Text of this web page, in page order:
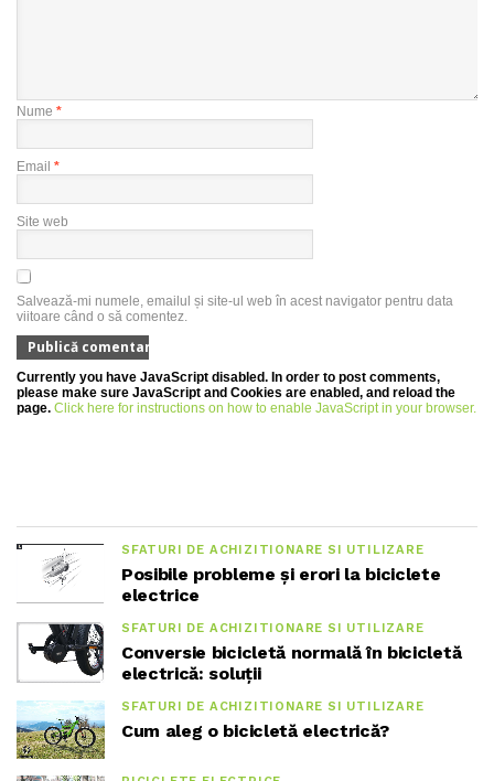
Nume *
Email *
Site web
Salvează-mi numele, emailul și site-ul web în acest navigator pentru data
viitoare când o să comentez.
Currently you have JavaScript disabled. In order to post comments,
please make sure JavaScript and Cookies are enabled, and reload the
page. Click here for instructions on how to enable JavaScript in your browser.
SFATURI DE ACHIZITIONARE SI UTILIZARE
Posibile probleme și erori la biciclete
electrice
SFATURI DE ACHIZITIONARE SI UTILIZARE
Conversie bicicletă normală în bicicletă
electrică: soluții
SFATURI DE ACHIZITIONARE SI UTILIZARE
Cum aleg o bicicletă electrică?